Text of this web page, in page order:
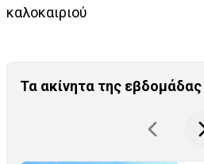
καλοκαιριού
Τα ακίνητα της εβδομάδας